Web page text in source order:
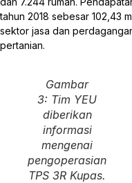
tahun 2018 sebesar 102,43
sektor jasa dan
pertanian.
Gambar
3: Tim YEU
diberikan
informasi
mengenai
pengoperasian
TPS 3R Kupas.